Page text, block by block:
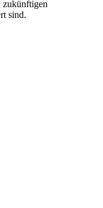
zukünftigen
sind.